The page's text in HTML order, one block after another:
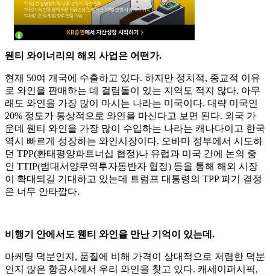
웬티 와이너리의 해외 사업은 어떤가.
현재 50여 개국에 수출하고 있다. 하지만 정치적, 종교적 이유
로 와인을 판매하는 데 걸림돌이 있는 지역도 적지 않다. 아무
래도 와인을 가장 많이 마시는 나라는 미국이다. 대략 미국인
20% 정도가 통상적으로 와인을 마신다고 보면 된다. 외국 가
운데 웬티 와인을 가장 많이 수입하는 나라는 캐나다이고 한국
역시 빠르게 성장하는 와인시장이다. 오바마 정부에서 시도하
던 TPP(환태평양파트너십 협정)나 유럽과 미국 간에 논의 중
인 TTIP(범대서양무역투자동반자 협정) 등을 통해 해외 시장
이 확대되길 기대하고 있는데 트럼프 대통령의 TPP 파기 결정
은 너무 안타깝다.
비행기 안에서도 웬티 와인을 만난 기억이 있는데.
마케팅 덕분인지, 품질에 비해 가격이 상대적으로 저렴한 덕분
인지 많은 항공사에서 우리 와인을 찾고 있다. 캐세이퍼시픽,